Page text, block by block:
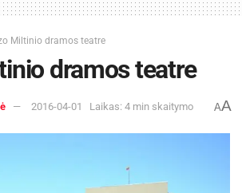
Miltinio dramos teatre
dramos teatre
2016-04-01 Laikas: 4 min skaitymo AA